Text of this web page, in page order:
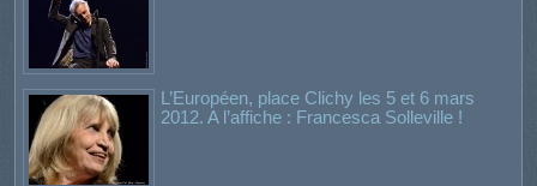
L’Européen, place Clichy les 5 et 6 mars
2012. A l’affiche : Francesca Solleville !